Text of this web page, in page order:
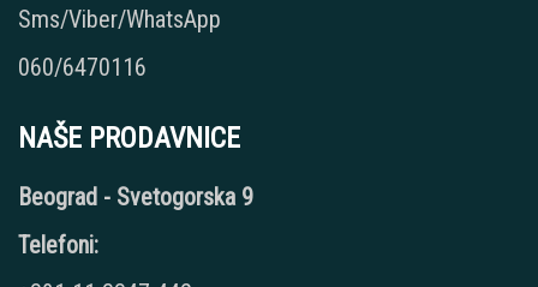
Sms/Viber/WhatsApp
060/6470116
NAŠE PRODAVNICE
Beograd - Svetogorska 9
Telefoni: